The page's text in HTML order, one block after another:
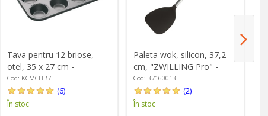
Tava pentru 12 briose,
otel, 35 x 27 cm -
MasterClass
Cod: KCMCHB7
(6)
În stoc
Paleta wok, silicon, 37,2
cm, "ZWILLING Pro" -
Zwilling
Cod: 37160013
(2)
În stoc